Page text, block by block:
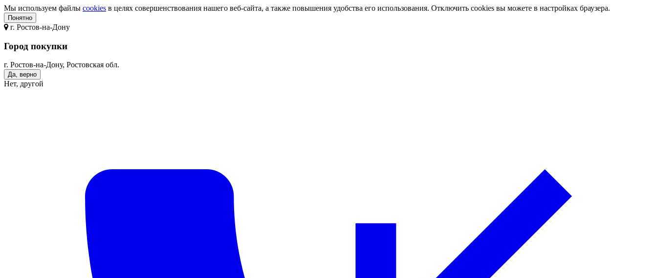
Мы используем файлы cookies в целях совершенствования нашего веб-сайта, а также повышения удобства его использования. Отключить cookies вы можете в настройках браузера.
Понятно
г. Ростов-на-Дону
Город покупки
г. Ростов-на-Дону, Ростовская обл.
Да, верно
Нет, другой